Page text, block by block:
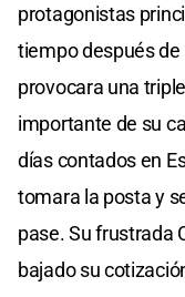
protagonistas
tiempo después
provocara una
importante de su
días contados en
tomara la posta y
pase. Su frustrada
bajado su